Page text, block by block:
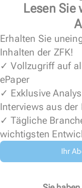
Lesen Sie
Erhalten Sie
Inhalten der ZFK!
✓ Vollzugriff auf
ePaper
✓ Exklusive
Interviews aus der
✓ Tägliche
wichtigsten
Ihr